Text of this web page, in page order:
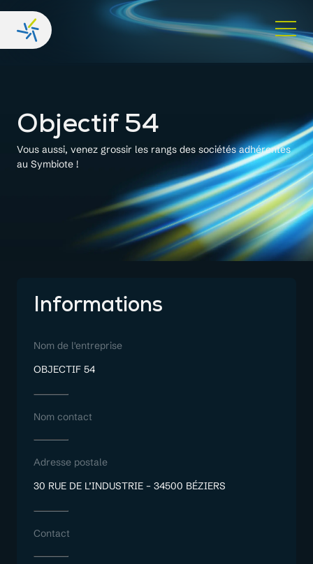
Objectif 54
Vous aussi, venez grossir les rangs des sociétés adhérentes
au Symbiote !
Informations
Nom de l'entreprise
OBJECTIF 54
Nom contact
Adresse postale
30 RUE DE L’INDUSTRIE – 34500 BÉZIERS
Contact